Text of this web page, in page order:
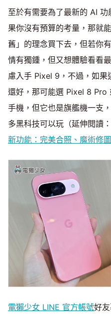
至於有需要為了最新的 AI
果你沒有預算的考量，那就
舊」的理念買下去，但若你
情有獨鍾，但又想體驗看看
慮入手 Pixel 9，不過，如果
還好，那可能選 Pixel 8 Pro
手機，但它也是旗艦機一支
多黑科技可以玩（延伸閱讀：
新功能：完美合照、魔術修
電獺少女 LINE 官方帳號好